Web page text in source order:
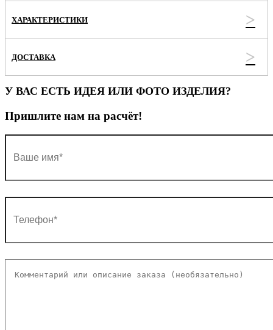
ХАРАКТЕРИСТИКИ
ДОСТАВКА
У ВАС ЕСТЬ ИДЕЯ ИЛИ ФОТО ИЗДЕЛИЯ?
Пришлите нам на расчёт!